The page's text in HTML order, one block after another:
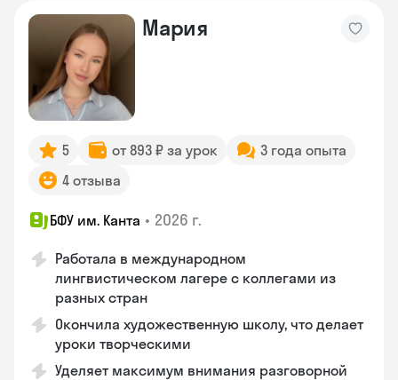
Мария
5 от 893 ₽ за урок
3 года опыта
4 отзыва
БФУ им. Канта • 2026 г.
Работала в международном
лингвистическом лагере с коллегами из
разных стран
Окончила художественную школу, что делает
уроки творческими
Уделяет максимум внимания разговорной